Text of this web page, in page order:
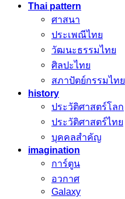
Thai pattern
ศาสนา
ประเพณีไทย
วัฒนะธรรมไทย
ศิลปะไทย
สภาปัตย์กรรมไทย
history
ประวัติศาสตร์โลก
ประวัติศาสตร์ไทย
บุคคลสำคัญ
imagination
การ์ตูน
อวกาศ
Galaxy